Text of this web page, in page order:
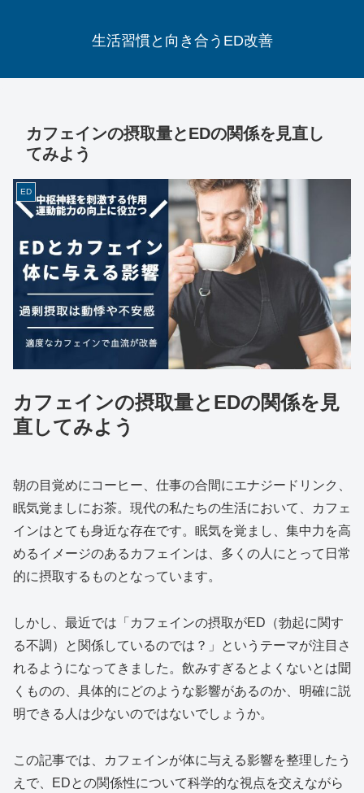
生活習慣と向き合うED改善
カフェインの摂取量とEDの関係を見直し
てみよう
ED
カフェインの摂取量とEDの関係を見
直してみよう
朝の目覚めにコーヒー、仕事の合間にエナジードリンク、
眠気覚ましにお茶。現代の私たちの生活において、カフェ
インはとても身近な存在です。眠気を覚まし、集中力を高
めるイメージのあるカフェインは、多くの人にとって日常
的に摂取するものとなっています。
しかし、最近では「カフェインの摂取がED（勃起に関す
る不調）と関係しているのでは？」というテーマが注目さ
れるようになってきました。飲みすぎるとよくないとは聞
くものの、具体的にどのような影響があるのか、明確に説
明できる人は少ないのではないでしょうか。
この記事では、カフェインが体に与える影響を整理したう
えで、EDとの関係性について科学的な視点を交えながら